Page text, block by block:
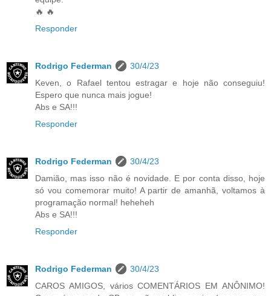
🔥 🔥
Responder
Rodrigo Federman
30/4/23
Keven, o Rafael tentou estragar e hoje não conseguiu!
Espero que nunca mais jogue!
Abs e SA!!!
Responder
Rodrigo Federman
30/4/23
Damião, mas isso não é novidade. E por conta disso, hoje
só vou comemorar muito! A partir de amanhã, voltamos à
programação normal! heheheh
Abs e SA!!!
Responder
Rodrigo Federman
30/4/23
CAROS AMIGOS, vários COMENTÁRIOS EM ANÔNIMO!